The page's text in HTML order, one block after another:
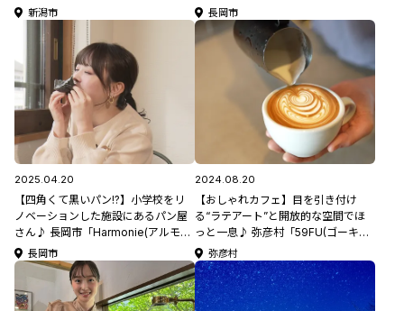
Hanasaku」
新潟市 長岡市
2025.04.20
【四角くて黒いパン!?】小学校をリ
ノベーションした施設にあるパン屋
さん♪ 長岡市「Harmonie(アルモニ
エ)」長岡市
2024.08.20
【おしゃれカフェ】目を引き付け
る“ラテアート”と開放的な空間でほ
っと一息♪ 弥彦村「59FU(ゴーキュ
ーエフユー)」 #025新CMロケ地紹
介
弥彦村